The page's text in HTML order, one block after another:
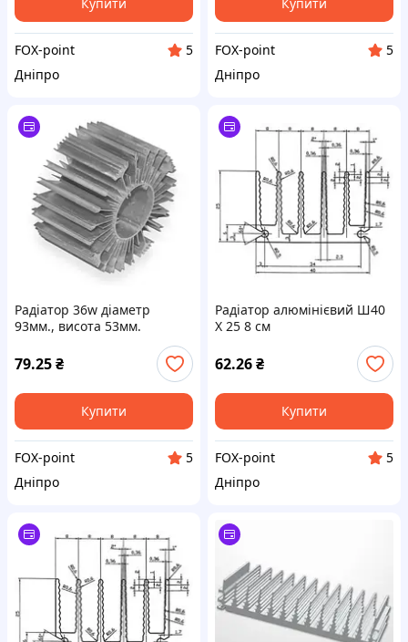
FOX-point
5
Дніпро
FOX-point
5
Дніпро
Радіатор 36w діаметр
93мм., висота 53мм.
79.25₴
Купити
FOX-point
5
Дніпро
Радіатор алюмінієвий Ш40
Х 25 8 см
62.26₴
Купити
FOX-point
5
Дніпро